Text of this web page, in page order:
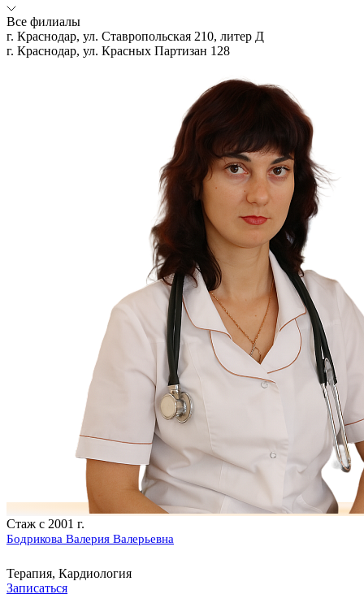
Все филиалы
г. Краснодар, ул. Ставропольская 210, литер Д
г. Краснодар, ул. Красных Партизан 128
Стаж с 2001 г.
Бодрикова Валерия Валерьевна
Терапия, Кардиология
Записаться